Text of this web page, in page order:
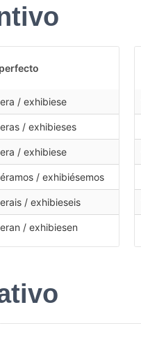
/ exhibiese
/ exhibieses
/ exhibiese
/ exhibiésemos
/ exhibieseis
/ exhibiesen